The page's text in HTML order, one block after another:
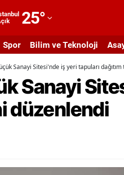
25°
Adıyaman
Afyonkarahisar
Ağrı
Amasya
Spor Bilim ve Teknoloji
Sanayi Sitesi'nde iş yeri tapuları
Sanayi
düzenlendi